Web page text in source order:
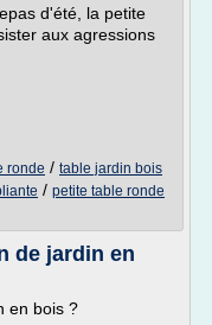
d'été, la petite
aux agressions
ronde / table jardin bois
/ petite table ronde
de jardin en
en bois ?